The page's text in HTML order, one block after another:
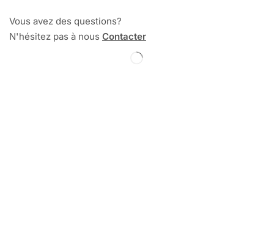
Vous avez des questions?
N'hésitez pas à nous Contacter